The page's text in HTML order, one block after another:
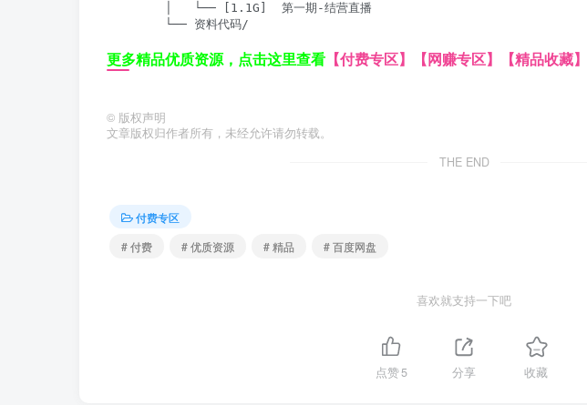
        │   └── [1.1G]  第一期-结营直播
        └── 资料代码/
更多精品优质资源，点击这里查看 【付费专区】 【网赚专区】 【精品收藏】
© 版权声明
文章版权归作者所有，未经允许请勿转载。
THE END
付费专区
# 付费
# 优质资源 # 精品 # 百度网盘
喜欢就支持一下吧
点赞5 分享 收藏